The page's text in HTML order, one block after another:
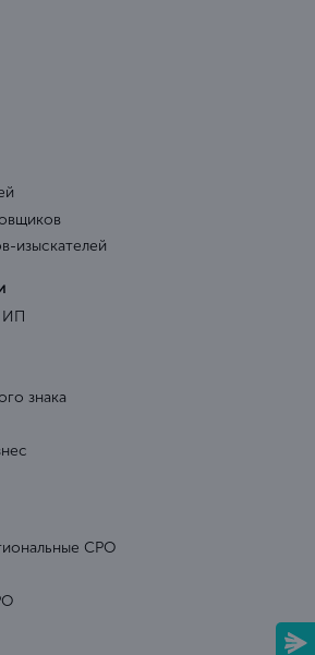
изыскателей
ИП
знака
СРО